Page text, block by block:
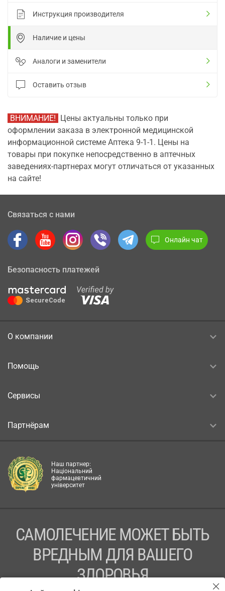
Инструкция производителя
Наличие и цены
Аналоги и заменители
Оставить отзыв
ВНИМАНИЕ! Цены актуальны только при
оформлении заказа в электронной медицинской
информационной системе Аптека 9-1-1. Цены на
товары при покупке непосредственно в аптечных
заведениях-партнерах могут отличаться от указанных
на сайте!
Связаться с нами
Онлайн чат
Безопасность платежей
О компании
Помощь
Сервисы
Партнёрам
Наш партнер:
Національний
фармацевтичний
університет
САМОЛЕЧЕНИЕ МОЖЕТ БЫТЬ
ВРЕДНЫМ ДЛЯ ВАШЕГО
ЗДОРОВЬЯ